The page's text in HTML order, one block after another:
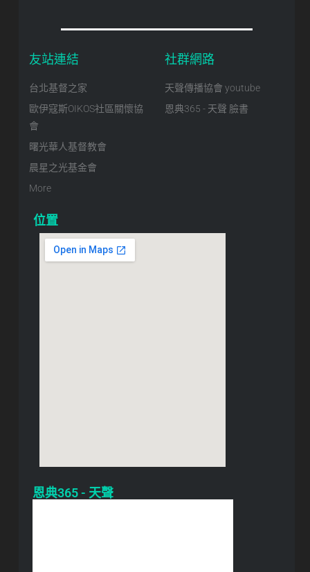
友站連結
台北基督之家
歐伊寇斯OIKOS社區關懷協
會
曙光華人基督教會
晨星之光基金會
More
社群網路
天聲傳播協會 youtube
恩典365 - 天聲 臉書
位置
恩典365 - 天聲